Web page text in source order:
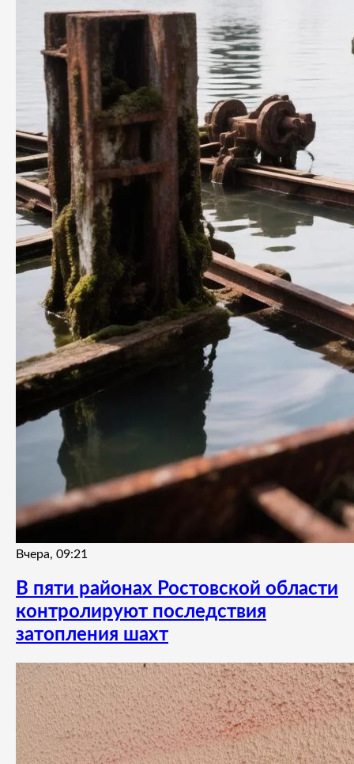
Вчера, 09:21
В пяти районах Ростовской области
контролируют последствия
затопления шахт